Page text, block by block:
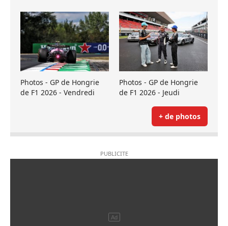
Photos - GP de Hongrie
de F1 2026 - Vendredi
Photos - GP de Hongrie
de F1 2026 - Jeudi
+ de photos